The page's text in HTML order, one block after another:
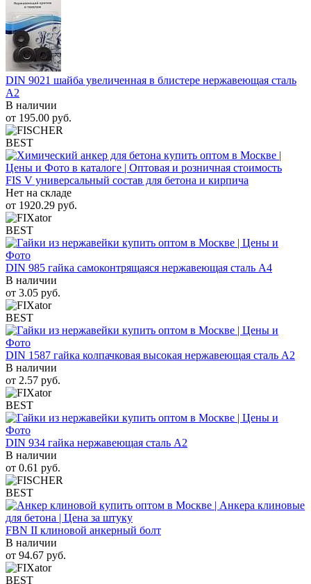
DIN 9021 шайба увеличенная в блистере нержавеющая сталь
A2
В наличии
от 195.00 руб.
BEST
FIS V универсальный состав для бетона и кирпича
Нет на складе
от 1920.29 руб.
BEST
DIN 985 гайка самоконтрящаяся нержавеющая сталь A4
В наличии
от 3.05 руб.
BEST
DIN 1587 гайка колпачковая высокая нержавеющая сталь А2
В наличии
от 2.57 руб.
BEST
DIN 934 гайка нержавеющая сталь A2
В наличии
от 0.61 руб.
BEST
FBN II клиновой анкерный болт
В наличии
от 94.67 руб.
BEST